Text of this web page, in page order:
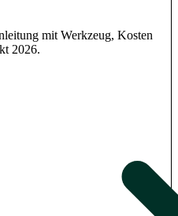
mit Werkzeug, Kosten
2026.